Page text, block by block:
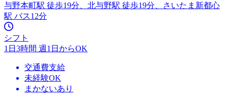
与野本町駅 徒歩19分、北与野駅 徒歩19分、さいたま新都心
駅 バス12分
シフト
1日3時間 週1日からOK
交通費支給
未経験OK
まかないあり